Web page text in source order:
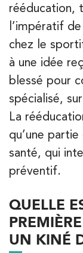
rééducation,
l’impératif
chez le
à une idée
blessé pour
spécialisé,
La
qu’une
santé, qui
préventif.
QUELLE
UN KINÉ
PRENEZ
PRENEZ
IK
28
28
01 64
PRENEZ